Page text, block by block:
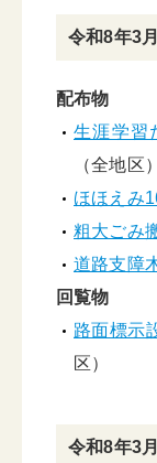
令和8年3
配布物
生涯学習
（全地区）
ほほえみ
粗大ごみ
道路支障
回覧物
路面標示
区）
令和8年3